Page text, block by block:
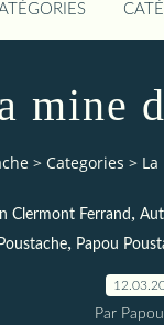
mine
> Categories >
Clermont Ferrand ,
, Papou
Par